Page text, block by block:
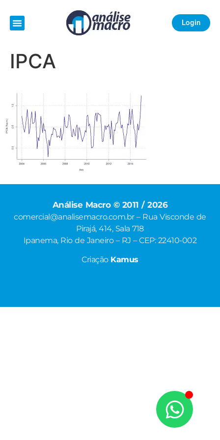
Login
IPCA
Análise Macro © 2011 / 2026
comercial@analisemacro.com.br – Rua Visconde de
Pirajá, 414, Sala 718
Ipanema, Rio de Janeiro – RJ – CEP: 22410-002
Criação Kamus